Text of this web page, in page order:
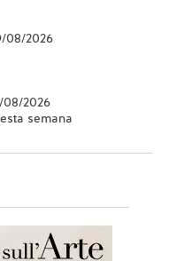
08/2026
2026
semana